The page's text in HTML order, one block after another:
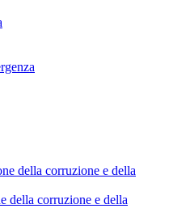
della corruzione e della
della corruzione e della